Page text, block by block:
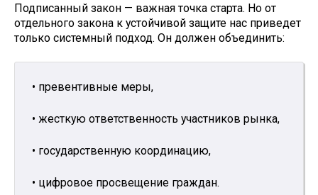
Подписанный закон — важная точка старта. Но от
отдельного закона к устойчивой защите нас приведет
только системный подход. Он должен объединить:
• превентивные меры,
• жесткую ответственность участников рынка,
• государственную координацию,
• цифровое просвещение граждан.